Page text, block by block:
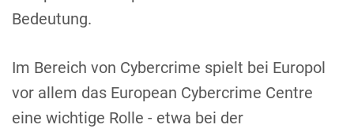
Bedeutung.
Im Bereich von Cybercrime spielt bei Europol
vor allem das European Cybercrime Centre
eine wichtige Rolle - etwa bei der